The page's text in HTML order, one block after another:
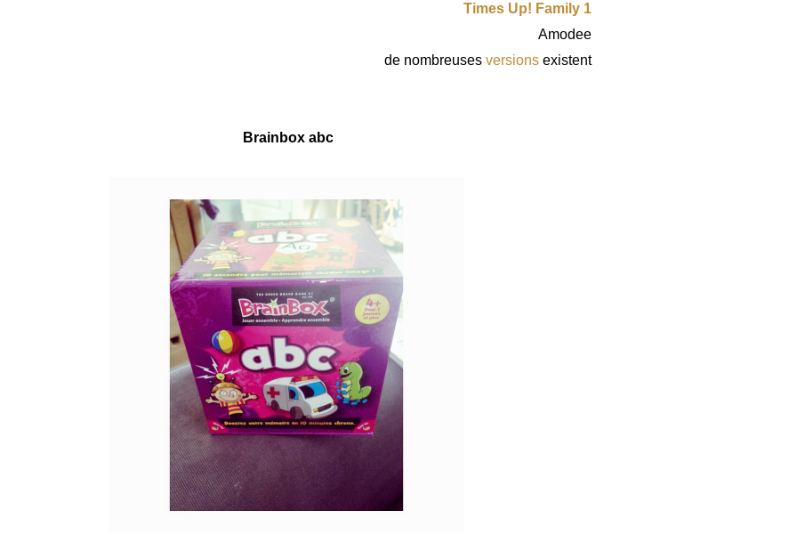
Times Up! Family 1
Amodee
de nombreuses versions existent
Brainbox abc